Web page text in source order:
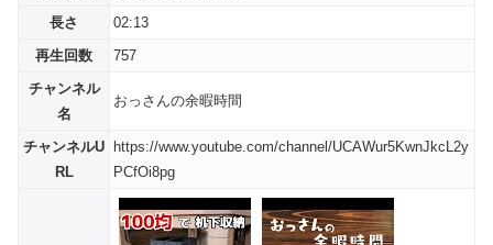
長さ
02:13
再生回数
757
チャンネル
名
おっさんの余暇時間
チャンネルU
RL
https://www.youtube.com/channel/UCAWur5KwnJkcL2y
PCfOi8pg